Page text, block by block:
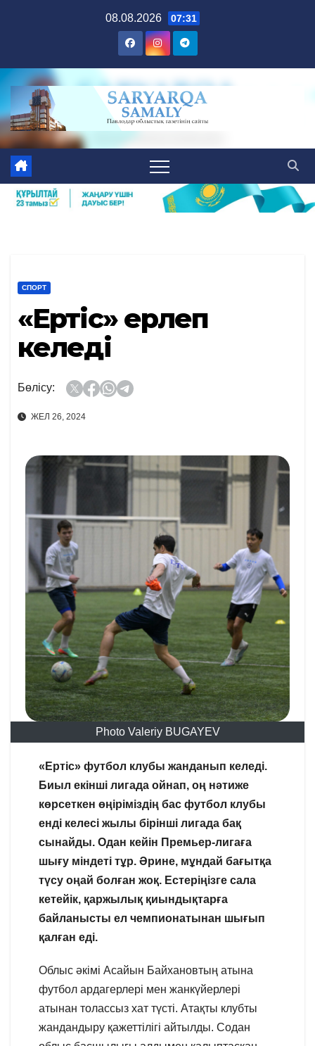
08.08.2026 07:31
СПОРТ
«Ертіс» ерлеп
келеді
Бөлісу:
ЖЕЛ 26, 2024
Photo Valeriy BUGAYEV
«Ертіс» футбол клубы жанданып келеді.
Биыл екінші лигада ойнап, оң нәтиже
көрсеткен өңіріміздің бас футбол клубы
енді келесі жылы бірінші лигада бақ
сынайды. Одан кейін Премьер-лигаға
шығу міндеті тұр. Әрине, мұндай бағытқа
түсу оңай болған жоқ. Естеріңізге сала
кетейік, қаржылық қиындықтарға
байланысты ел чемпионатынан шығып
қалған еді.
Облыс әкімі Асайын Байхановтың атына
футбол ардагерлері мен жанкүйерлері
атынан толассыз хат түсті. Атақты клубты
жандандыру қажеттілігі айтылды. Содан